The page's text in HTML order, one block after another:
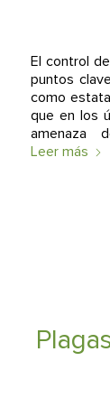
El control
puntos
como
que en los
amenaza
Leer más